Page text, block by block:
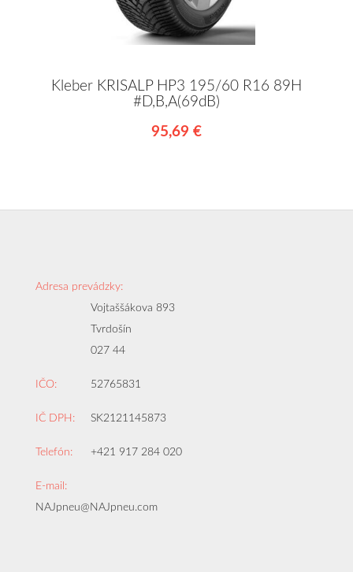
Kleber KRISALP HP3 195/60 R16 89H
#D,B,A(69dB)
95,69 €
Adresa prevádzky:
Vojtaššákova 893
Tvrdošín
027 44
IČO: 52765831
IČ DPH: SK2121145873
Telefón: +421 917 284 020
E-mail:
NAJpneu@NAJpneu.com